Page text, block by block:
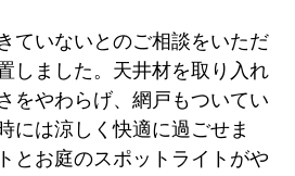
ていないとのご相談をいただ
しました。天井材を取り入れ
をやわらげ、網戸もついてい
には涼しく快適に過ごせま
とお庭のスポットライトがや